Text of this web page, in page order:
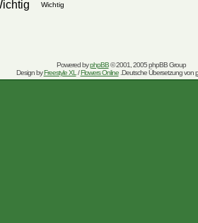
Wichtig
Powered byphpBB© 2001, 2005 phpBB Group
Design byFreestyle XL /Flowers Online.Deutsche Übersetzung von